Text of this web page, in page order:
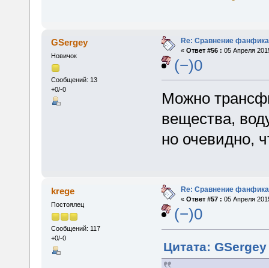
GSergey
Новичок
Сообщений: 13
+0/-0
Re: Сравнение
« Ответ #56 : 05 Апреля
(−)0
Можно
вещества,
но очевидно,
krege
Постоялец
Сообщений: 117
+0/-0
Re: Сравнение
« Ответ #57 : 05 Апреля
(−)0
Цитата: